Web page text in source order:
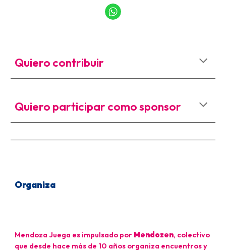
Quiero contribuir
Quiero participar como sponsor
Organiza
Mendoza Juega es impulsado por Mendozen, colectivo
que desde hace más de 10 años organiza encuentros y